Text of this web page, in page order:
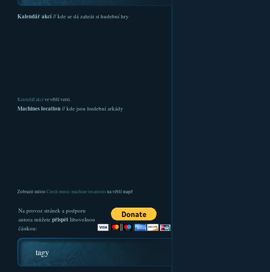
Kalendář akcí// kde se dá zahrát si hudební hry
Kalendář akcíve větší verzi.
Machines location// kde jsou hudební arkády
Zobrazit místoCzech music machine locations na větší mapě
Na provoz stránek a podporu
autora můžete přispětlibovolnou
částkou:
tagy